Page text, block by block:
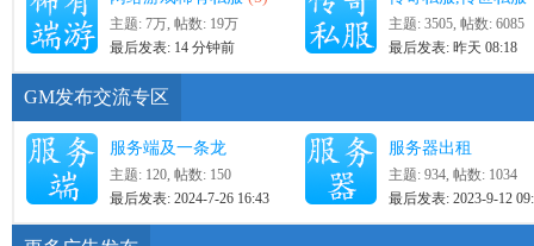
主题: 7万, 帖数: 19万
最后发表: 14 分钟前
主题: 3505, 帖数: 6085
最后发表: 昨天 08:18
GM发布交流专区
服务端及一条龙
主题: 120, 帖数: 150
最后发表: 2024-7-26 16:43
服务器出租
主题: 934, 帖数: 1034
最后发表: 2023-9-12